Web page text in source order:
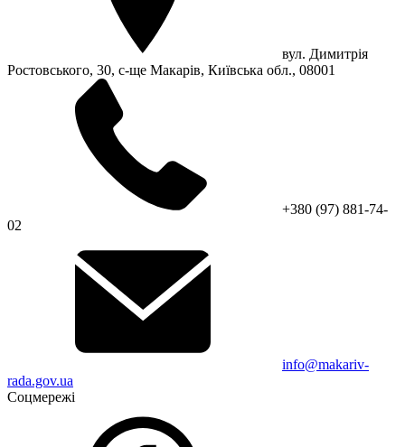
вул. Димитрія
Ростовського, 30, с-ще Макарів, Київська обл., 08001
+380 (97) 881-74-
02
info@makariv-
rada.gov.ua
Соцмережі